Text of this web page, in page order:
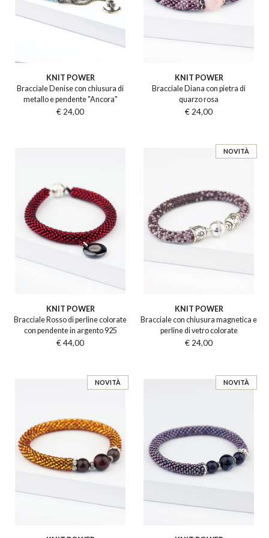
KNIT POWER
Bracciale Denise con chiusura di
metallo e pendente "Ancora"
€ 24,00
KNIT POWER
Bracciale Diana con pietra di
quarzo rosa
€ 24,00
KNIT POWER
Bracciale Rosso di perline colorate
con pendente in argento 925
€ 44,00
NOVITÀ
KNIT POWER
Bracciale con chiusura magnetica e
perline di vetro colorate
€ 24,00
NOVITÀ NOVITÀ